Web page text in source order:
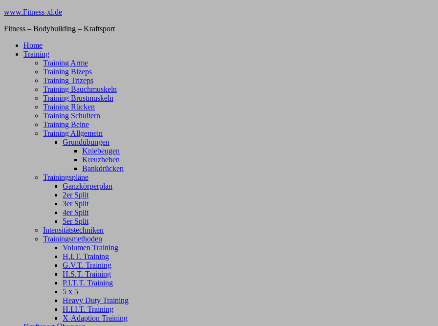
Zum
springen
www.Fitness-xl.de
Fitness – Bodybuilding – Kraftsport
Home
Training
Training Arme
Training Bizeps
Training Trizeps
Training Bauchmuskeln
Training Brustmuskeln
Training Rücken
Training Schultern
Training Beine
Training Allgemein
Grundübungen
Kniebeugen
Kreuzheben
Bankdrücken
Trainingspläne
Ganzkörperplan
2er Split
3er Split
4er Split
5er Split
Intensitätstechniken
Trainingsmethoden
Volumen Training
H.I.T. Training
G.V.T. Training
H.S.T. Training
P.I.T.T. Training
5 x 5
Heavy Duty Training
H.I.I.T. Training
X-Adaption Training